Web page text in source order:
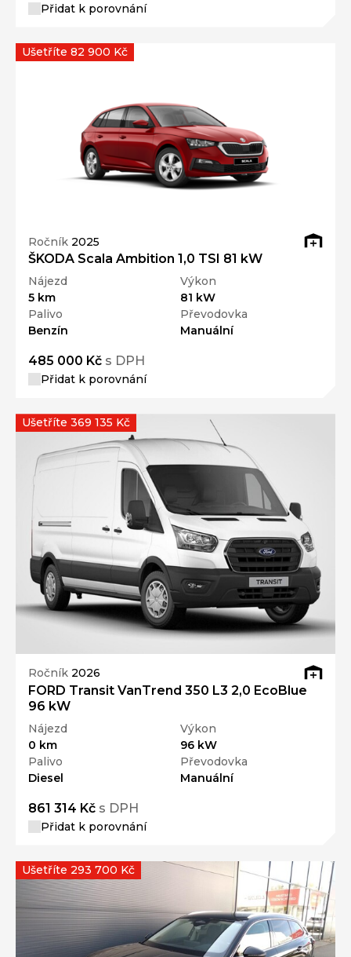
Přidat k porovnání
Ročník 2025
ŠKODA Scala Ambition 1,0 TSI 81 kW
Nájezd
5 km
Výkon
81 kW
Palivo
Benzín
Převodovka
Manuální
485 000 Kč s DPH
Přidat k porovnání
Ušetříte 82 900 Kč
Ročník 2026
FORD Transit VanTrend 350 L3 2,0 EcoBlue
96 kW
Nájezd
0 km
Výkon
96 kW
Palivo
Diesel
Převodovka
Manuální
861 314 Kč s DPH
Přidat k porovnání
Ušetříte 369 135 Kč
Ušetříte 293 700 Kč